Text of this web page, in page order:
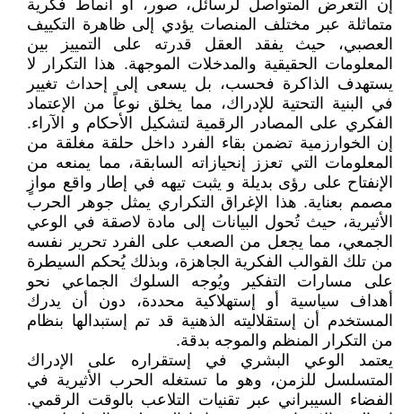
إن التعرض المتواصل لرسائل، صور، أو أنماط فكرية
متماثلة عبر مختلف المنصات يؤدي إلى ظاهرة التكييف
العصبي، حيث يفقد العقل قدرته على التمييز بين
المعلومات الحقيقية والمدخلات الموجهة. هذا التكرار لا
يستهدف الذاكرة فحسب، بل يسعى إلى إحداث تغيير
في البنية التحتية للإدراك، مما يخلق نوعاً من الإعتماد
الفكري على المصادر الرقمية لتشكيل الأحكام و الآراء.
إن الخوارزمية تضمن بقاء الفرد داخل حلقة مغلقة من
المعلومات التي تعزز إنحيازاته السابقة، مما يمنعه من
الإنفتاح على رؤى بديلة و يثبت تيهه في إطار واقع موازٍ
مصمم بعناية. هذا الإغراق التكراري يمثل جوهر الحرب
الأثيرية، حيث تُحول البيانات إلى مادة لاصقة في الوعي
الجمعي، مما يجعل من الصعب على الفرد تحرير نفسه
من تلك القوالب الفكرية الجاهزة، وبذلك يُحكم السيطرة
على مسارات التفكير ويُوجه السلوك الجماعي نحو
أهداف سياسية أو إستهلاكية محددة، دون أن يدرك
المستخدم أن إستقلاليته الذهنية قد تم إستبدالها بنظام
من التكرار المنظم والموجه بدقة.
يعتمد الوعي البشري في إستقراره على الإدراك
المتسلسل للزمن، وهو ما تستغله الحرب الأثيرية في
الفضاء السيبراني عبر تقنيات التلاعب بالوقت الرقمي.